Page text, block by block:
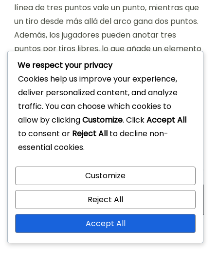
línea de tres puntos vale un punto, mientras que
un tiro desde más allá del arco gana dos puntos.
Además, los jugadores pueden anotar tres
puntos por tiros libres, lo que añade un elemento
estratégico al juego.
En contraste, la puntuación en el baloncesto
tradicional es más sencilla, con dos puntos
línea de tres puntos y tres puntos por tiros
realizados más allá de ella. Los tiros libres valen
sistema de puntuación general es menos variado.
Tipo de Puntuación Game 21
Dentro del Arco 1 Punto 2 Puntos
We respect your privacy
Cookies help us improve your experience,
deliver personalized content, and analyze
traffic. You can choose which cookies to
allow by clickingCustomize. ClickAccept All
to consent or Reject All to decline non-
essential cookies.
Customize
Reject All
Accept All